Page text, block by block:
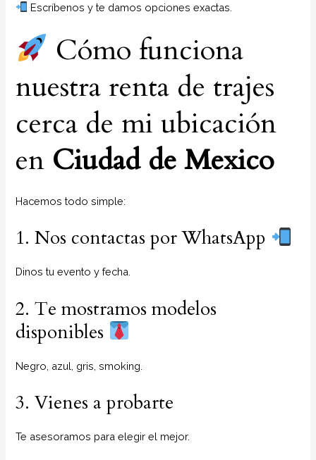
Escríbenos y te damos opciones exactas.
Cómo funciona
nuestra renta de trajes
cerca de mi ubicación
en Ciudad de Mexico
Hacemos todo simple:
1. Nos contactas por WhatsApp
Dinos tu evento y fecha.
2. Te mostramos modelos
disponibles
Negro, azul, gris, smoking.
3. Vienes a probarte
Te asesoramos para elegir el mejor.